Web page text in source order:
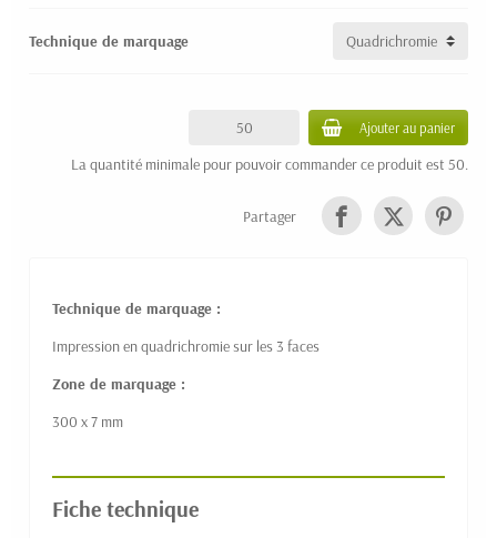
Technique de marquage
Ajouter au panier
La quantité minimale pour pouvoir commander ce produit est 50.
Partager
Technique de marquage :
Impression en quadrichromie sur les 3 faces
Zone de marquage :
300 x 7 mm
Fiche technique